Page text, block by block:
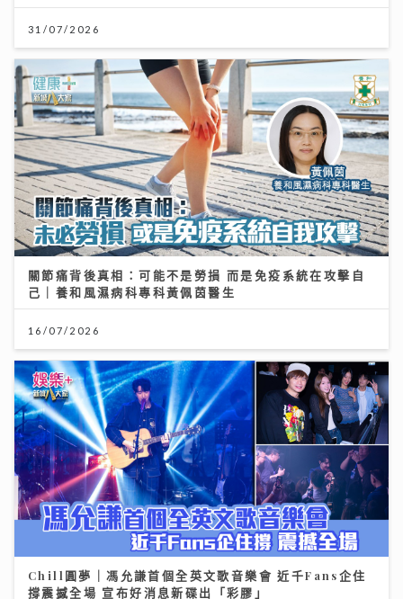
31/07/2026
關節痛背後真相：可能不是勞損 而是免疫系統在攻擊自
己｜養和風濕病科專科黃佩茵醫生
16/07/2026
Chill圓夢｜馮允謙首個全英文歌音樂會 近千Fans企住
撐震撼全場 宣布好消息新碟出「彩膠」